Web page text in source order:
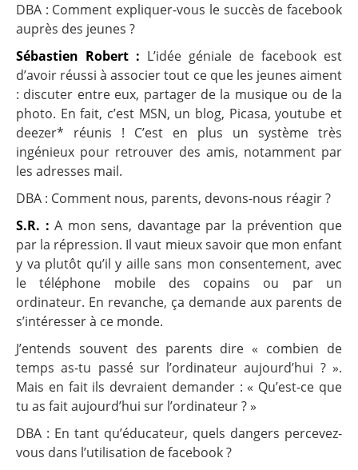
DBA : Comment expliquer-vous le succès de facebook
auprès des jeunes ?
Sébastien Robert : L’idée géniale de facebook est
d’avoir réussi à associer tout ce que les jeunes aiment
: discuter entre eux, partager de la musique ou de la
photo. En fait, c’est MSN, un blog, Picasa, youtube et
deezer* réunis ! C’est en plus un système très
ingénieux pour retrouver des amis, notamment par
les adresses mail.
DBA : Comment nous, parents, devons-nous réagir ?
S.R. : A mon sens, davantage par la prévention que
par la répression. Il vaut mieux savoir que mon enfant
y va plutôt qu’il y aille sans mon consentement, avec
le téléphone mobile des copains ou par un
ordinateur. En revanche, ça demande aux parents de
s’intéresser à ce monde.
J’entends souvent des parents dire « combien de
temps as-tu passé sur l’ordinateur aujourd’hui ? ».
Mais en fait ils devraient demander : « Qu’est-ce que
tu as fait aujourd’hui sur l’ordinateur ? »
DBA : En tant qu’éducateur, quels dangers percevez-
vous dans l’utilisation de facebook ?